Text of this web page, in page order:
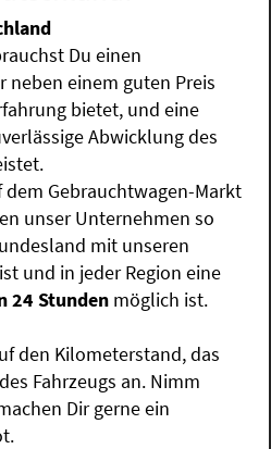
Du einen
neben einem guten Preis
bietet, und eine
Abwicklung des
Gebrauchtwagen-Markt
unser Unternehmen so
mit unseren
und in jeder Region eine
24 Stunden möglich ist.
den Kilometerstand, das
Fahrzeugs an. Nimm
Dir gerne ein